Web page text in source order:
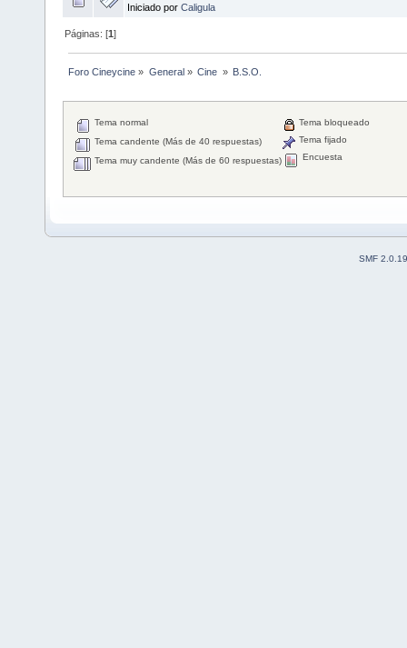
Iniciado por Caligula
Páginas: [1]
Foro Cineycine » General» Cine » B.S.O.
Tema normal
Tema candente (Más de 40 respuestas)
Tema muy candente (Más de 60 respuestas)
Tema bloqueado
Tema fijado
Encuesta
SMF 2.0.19